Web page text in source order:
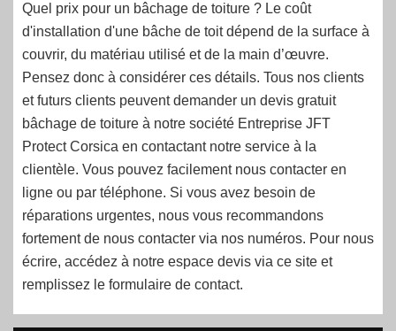
Quel prix pour un bâchage de toiture ? Le coût
d'installation d'une bâche de toit dépend de la surface à
couvrir, du matériau utilisé et de la main d’œuvre.
Pensez donc à considérer ces détails. Tous nos clients
et futurs clients peuvent demander un devis gratuit
bâchage de toiture à notre société Entreprise JFT
Protect Corsica en contactant notre service à la
clientèle. Vous pouvez facilement nous contacter en
ligne ou par téléphone. Si vous avez besoin de
réparations urgentes, nous vous recommandons
fortement de nous contacter via nos numéros. Pour nous
écrire, accédez à notre espace devis via ce site et
remplissez le formulaire de contact.